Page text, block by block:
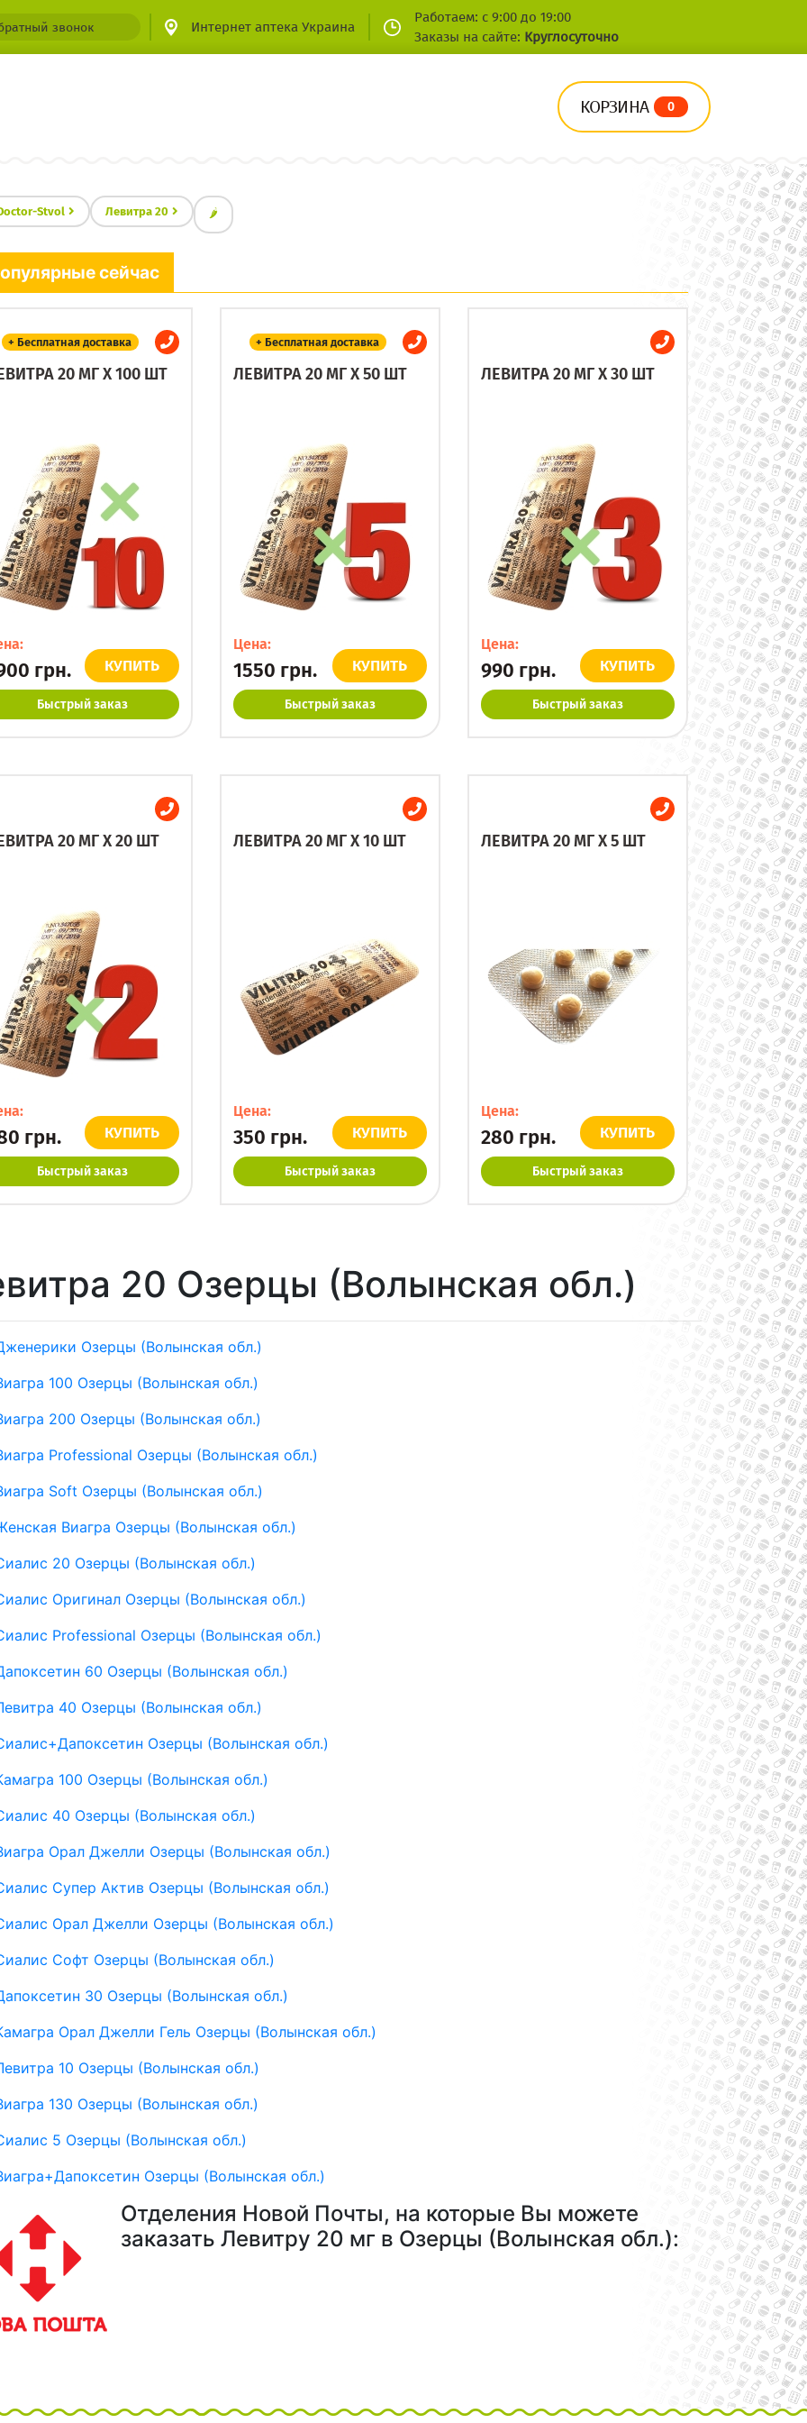
звонок Интернет аптека Украина
Работаем: с 9:00 до 19:00
Заказы на сайте: Круглосуточно
КОРЗИНА 0
Stvol Левитра 20 🌶
сейчас
+ Бесплатная доставка
20 МГ X 100 ШТ
грн. КУПИТЬ
Быстрый заказ
+ Бесплатная доставка
ЛЕВИТРА 20 МГ X 50 ШТ
Цена:
1550 грн. КУПИТЬ
Быстрый заказ
ЛЕВИТРА 20 МГ X 30 ШТ
Цена:
990 грн. КУПИТЬ
Быстрый заказ
20 МГ X 20 ШТ
грн. КУПИТЬ
Быстрый заказ
ЛЕВИТРА 20 МГ X 10 ШТ
Цена:
350 грн. КУПИТЬ
Быстрый заказ
ЛЕВИТРА 20 МГ X 5 ШТ
Цена:
280 грн. КУПИТЬ
Быстрый заказ
20 Озерцы (Волынская обл.)
Озерцы (Волынская обл.)
100 Озерцы (Волынская обл.)
200 Озерцы (Волынская обл.)
Professional Озерцы (Волынская обл.)
Soft Озерцы (Волынская обл.)
Виагра Озерцы (Волынская обл.)
20 Озерцы (Волынская обл.)
Оригинал Озерцы (Волынская обл.)
Professional Озерцы (Волынская обл.)
60 Озерцы (Волынская обл.)
40 Озерцы (Волынская обл.)
Озерцы (Волынская обл.)
100 Озерцы (Волынская обл.)
40 Озерцы (Волынская обл.)
Орал Джелли Озерцы (Волынская обл.)
Супер Актив Озерцы (Волынская обл.)
Орал Джелли Озерцы (Волынская обл.)
Софт Озерцы (Волынская обл.)
30 Озерцы (Волынская обл.)
Орал Джелли Гель Озерцы (Волынская обл.)
10 Озерцы (Волынская обл.)
130 Озерцы (Волынская обл.)
5 Озерцы (Волынская обл.)
Озерцы (Волынская обл.)
Отделения Новой Почты, на которые Вы можете
заказать Левитру 20 мг в Озерцы (Волынская обл.):